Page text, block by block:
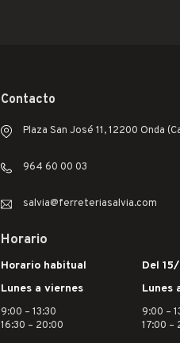
Contacto
Plaza San José 11, 12200 Onda
964 60 00 03
salvia@ferreteriasalvia.com
Horario
Horario habitual
Lunes a viernes
9:00 – 13:30
16:30 – 20:00
Del
Lunes
9:00 –
17:00 –